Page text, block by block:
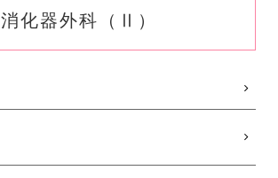
消化器外科（Ⅱ）